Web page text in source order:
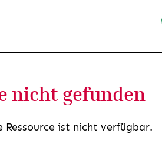
nicht gefunden
Ressource ist nicht verfügbar.